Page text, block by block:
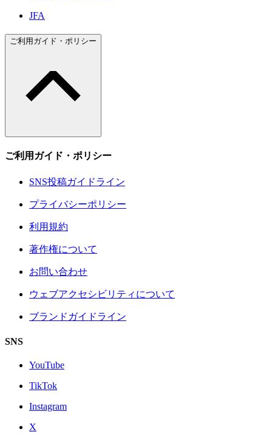
JFA
ご利用ガイド・ポリシー
ご利用ガイド・ポリシー
SNS投稿ガイドライン
プライバシーポリシー
利用規約
著作権について
お問い合わせ
ウェブアクセシビリティについて
ブランドガイドライン
SNS
YouTube
TikTok
Instagram
X